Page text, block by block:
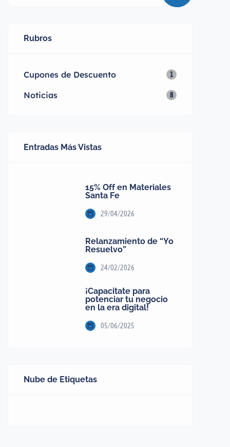
Insumos Industriales: Mallas, perfiles
Rubros
Cupones de Descuento 1
Noticias 8
Entradas Más Vistas
15% Off en Materiales
Santa Fe
29/04/2026
Relanzamiento de “Yo
Resuelvo”
24/02/2026
¡Capacitate para
potenciar tu negocio
en la era digital!
05/06/2025
Nube de Etiquetas